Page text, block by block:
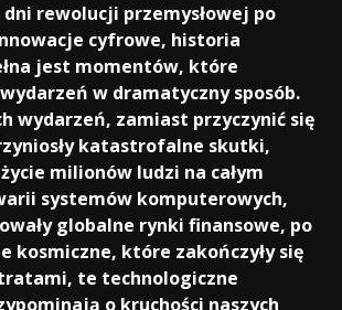
dni rewolucji przemysłowej po
cyfrowe, historia
jest momentów, które
w dramatyczny sposób.
wydarzeń, zamiast przyczynić się
katastrofalne skutki,
milionów ludzi na całym
systemów komputerowych,
globalne rynki finansowe, po
kosmiczne, które zakończyły się
te technologiczne
o kruchości naszych